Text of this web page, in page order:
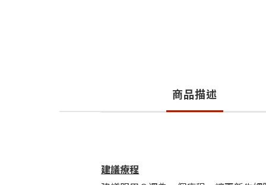
商品描述
建議療程